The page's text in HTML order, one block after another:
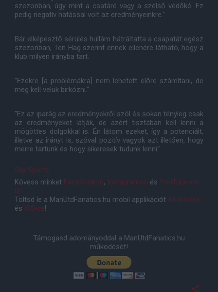
szezonban, úgy mint a csatáré vagy a szélső védőké. Ez
pedig negatív hatással volt az eredményeinkre."
Bár elképesztő sérülés hullám hátráltatta a csapatát egész
szezonban, Ten Hag szerint ennek ellenére látható, hogy a
klub milyen irányba tart.
"Ezekre [a problémákra] nem lehetett előre számítani, de
meg kell velük birkózni."
"Ez az iparág az eredményekről szól és sokan tényleg csak
az eredményeket látják, de azért tisztában kell lenni a
mögöttes dolgokkal is. Én látom ezeket, így a potenciált,
illetve az irányt is, szóval pozitív vagyok azt illetően, hogy
merre tartunk és hogy sikeresek tudunk lenni."
Sky Sports
Kövess minket Facebookon, Instagramon és YouTube-on
is!
Töltsd le a ManUtdFanatics.hu mobil applikációt Androidra
és iOS-re!
Támogasd adományoddal a ManUtdFanatics.hu
működését!